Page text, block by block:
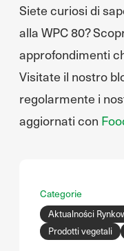
Siete curiosi di
alla WPC 80?
approfondimenti
Visitate il nostro
regolarmente i
aggiornati con
Categorie
Aktualności
Prodotti vegetali